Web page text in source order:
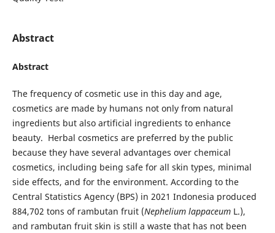
Abstract
Abstract
The frequency of cosmetic use in this day and age,
cosmetics are made by humans not only from natural
ingredients but also artificial ingredients to enhance
beauty. Herbal cosmetics are preferred by the public
because they have several advantages over chemical
cosmetics, including being safe for all skin types, minimal
side effects, and for the environment. According to the
Central Statistics Agency (BPS) in 2021 Indonesia produced
884,702 tons of rambutan fruit (Nephelium lappaceumL.),
and rambutan fruit skin is still a waste that has not been